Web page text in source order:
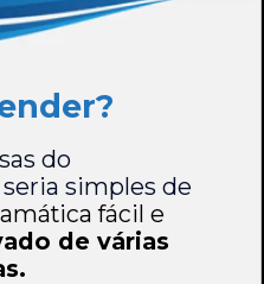
do
simples de
fácil e
de várias